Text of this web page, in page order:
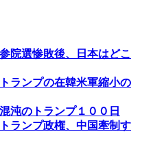
院選惨敗後、日本はどこ
ランプの在韓米軍縮小の
沌のトランプ１００日
ランプ政権、中国牽制す